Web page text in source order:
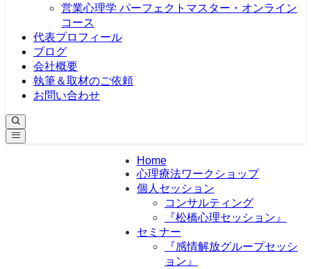
営業心理学 パーフェクトマスター・オンライン
コース
代表プロフィール
ブログ
会社概要
執筆＆取材のご依頼
お問い合わせ
Home
心理療法ワークショップ
個人セッション
コンサルティング
『松橋心理セッション』
セミナー
『感情解放グループセッシ
ョン』